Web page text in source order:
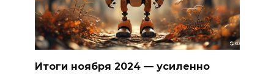
Итоги ноября 2024 — усиленно